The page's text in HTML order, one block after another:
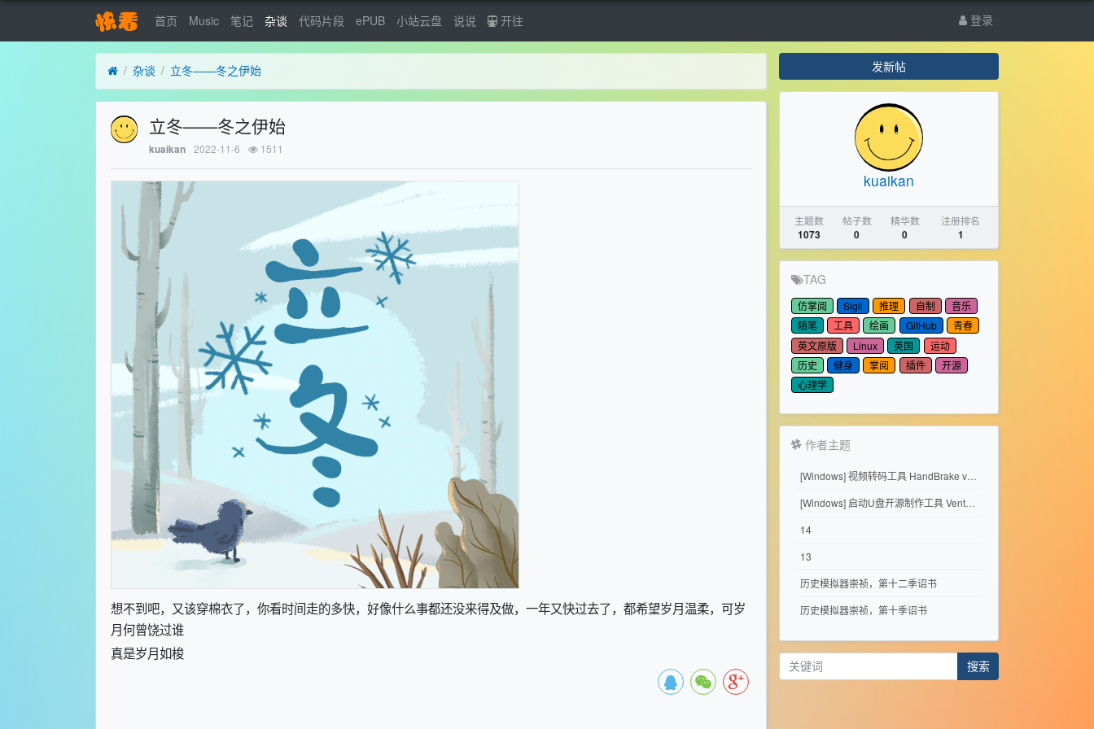
首页 Music 笔记 杂谈 代码片段 ePUB 小站云盘 说说 开往 登录
杂谈 立冬——冬之伊始
立冬——冬之伊始
kuaikan 2022-11-6 1511
想不到吧，又该穿棉衣了，你看时间走的多快，好像什么事都还没来得及做，一年又快过去了，都希望岁月温柔，可岁
月何曾饶过谁
真是岁月如梭
发新帖
kuaikan
主题数
1073
帖子数
0
精华数
0
注册排名
1
TAG
仿掌阅 Sigil 推理 自制
音乐
随笔
工具 绘画 GitHub
青春
英文原版
Linux 英国
运动
历史
健身 掌阅 插件
开源
心理学
作者主题
[Windows] 视频转码工具 HandBrake v1.11.2
[Windows] 启动U盘开源制作工具 Ventoy 1.1.17
14
13
历史模拟器崇祯，第十二季诏书
历史模拟器崇祯，第十季诏书
搜索